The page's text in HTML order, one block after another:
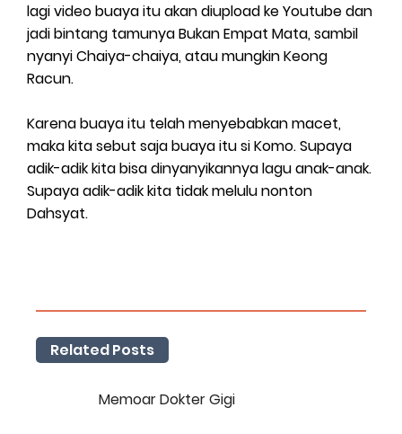
lagi video buaya itu akan diupload ke Youtube dan
jadi bintang tamunya Bukan Empat Mata, sambil
nyanyi Chaiya-chaiya, atau mungkin Keong
Racun.
Karena buaya itu telah menyebabkan macet,
maka kita sebut saja buaya itu si Komo. Supaya
adik-adik kita bisa dinyanyikannya lagu anak-anak.
Supaya adik-adik kita tidak melulu nonton
Dahsyat.
Related Posts
Memoar Dokter Gigi